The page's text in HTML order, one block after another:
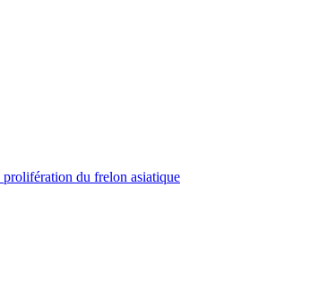
du frelon asiatique